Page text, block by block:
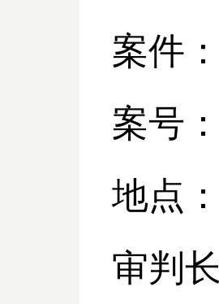
案件
案号
地点
审判